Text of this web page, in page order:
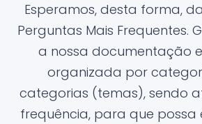
Esperamos, desta forma,
Perguntas Mais Frequentes.
a nossa documentação
organizada por
categorias (temas), sendo
frequência, para que